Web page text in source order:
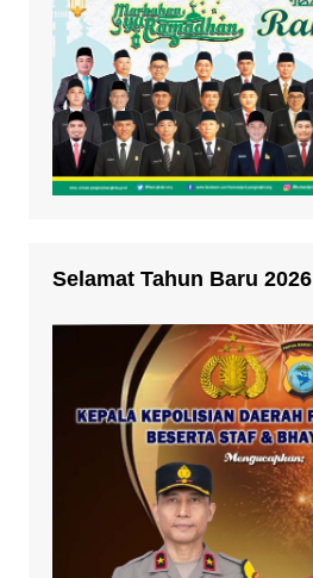
Selamat Tahun Baru 2026